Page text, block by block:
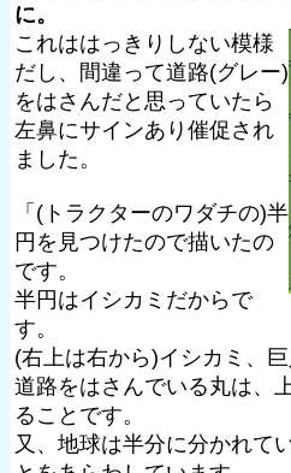
に。
これははっきりしない模様
だし、間違って道路(グレー)
をはさんだと思っていたら
左鼻にサインあり催促され
ました。
「(トラクターのワダチの)半
円を見つけたので描いたの
です。
半円はイシカミだからで
す。
(右上は右から)イシカミ、巨
道路をはさんでいる丸は、
ることです。
又、地球は半分に分かれて